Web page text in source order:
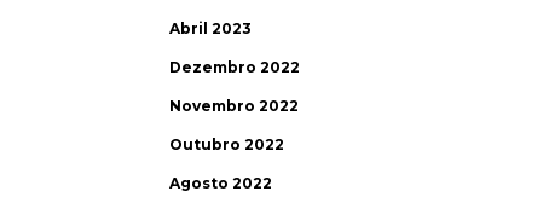
Abril 2023
Dezembro 2022
Novembro 2022
Outubro 2022
Agosto 2022